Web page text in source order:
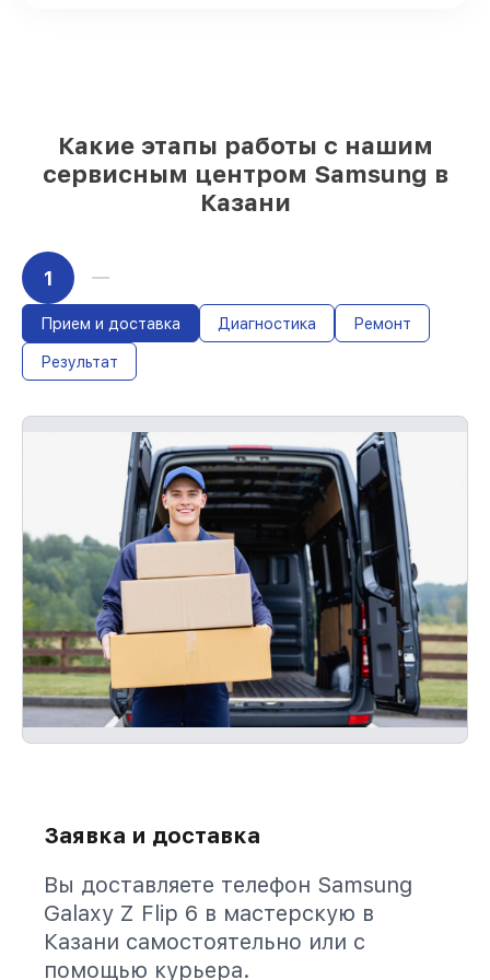
Какие этапы работы с нашим
сервисным центром Samsung в
Казани
1
Прием и доставка Диагностика Ремонт
Результат
Заявка и доставка
Вы доставляете телефон Samsung
Galaxy Z Flip 6 в мастерскую в
Казани самостоятельно или с
помощью курьера.